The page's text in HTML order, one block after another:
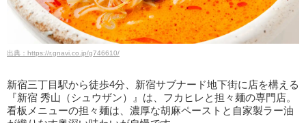
出典：https://r.gnavi.co.jp/g746610/
新宿三丁目駅から徒歩4分、新宿サブナード地下街に店を構える
『新宿 秀山（シュウザン）』は、フカヒレと担々麺の専門店。
看板メニューの担々麺は、濃厚な胡麻ペーストと自家製ラー油